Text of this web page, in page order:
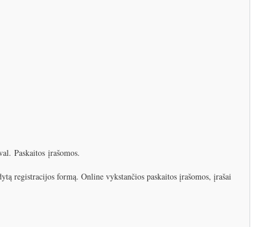
Paskaitos įrašomos.
registracijos formą. Online vykstančios paskaitos įrašomos, įrašai